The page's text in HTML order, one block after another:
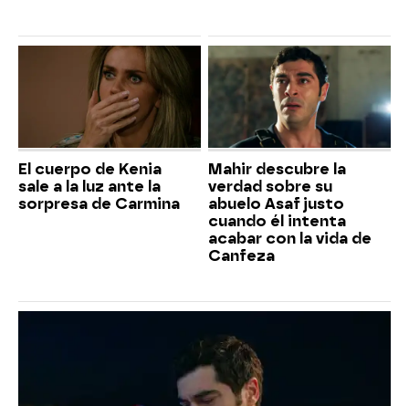
El cuerpo de Kenia
sale a la luz ante la
sorpresa de Carmina
Mahir descubre la
verdad sobre su
abuelo Asaf justo
cuando él intenta
acabar con la vida de
Canfeza